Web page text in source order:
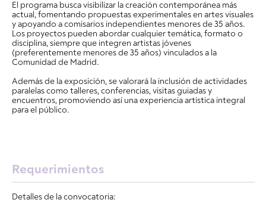
El programa busca visibilizar la creación contemporánea más
actual, fomentando propuestas experimentales en artes visuales
y apoyando a comisarios independientes menores de 35 años.
Los proyectos pueden abordar cualquier temática, formato o
disciplina, siempre que integren artistas jóvenes
(preferentemente menores de 35 años) vinculados a la
Comunidad de Madrid.
Además de la exposición, se valorará la inclusión de actividades
paralelas como talleres, conferencias, visitas guiadas y
encuentros, promoviendo así una experiencia artística integral
para el público.
Requerimientos
Detalles de la convocatoria: